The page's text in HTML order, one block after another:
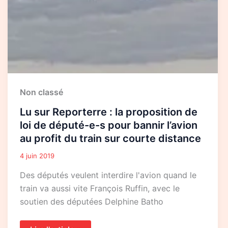
Non classé
Lu sur Reporterre : la proposition de
loi de député-e-s pour bannir l’avion
au profit du train sur courte distance
4 juin 2019
Des députés veulent interdire l'avion quand le
train va aussi vite François Ruffin, avec le
soutien des députées Delphine Batho